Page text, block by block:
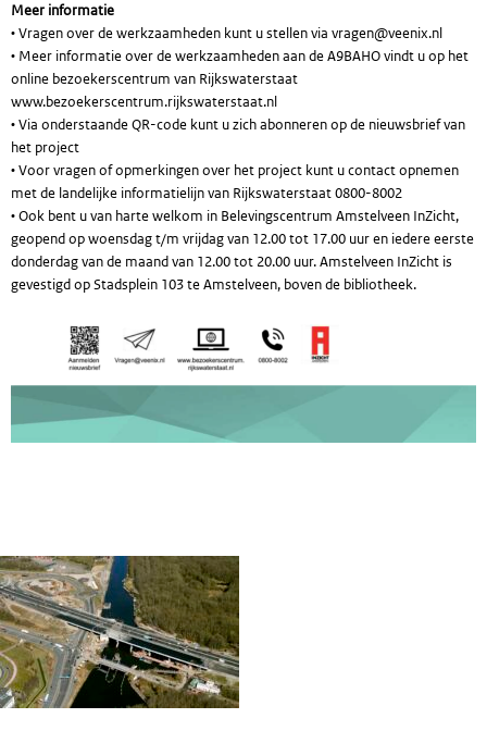
Meer informatie
• Vragen over de werkzaamheden kunt u stellen via vragen@veenix.nl
• Meer informatie over de werkzaamheden aan de A9BAHO vindt u op het
online bezoekerscentrum van Rijkswaterstaat
www.bezoekerscentrum.rijkswaterstaat.nl
• Via onderstaande QR-code kunt u zich abonneren op de nieuwsbrief van
het project
• Voor vragen of opmerkingen over het project kunt u contact opnemen
met de landelijke informatielijn van Rijkswaterstaat 0800-8002
• Ook bent u van harte welkom in Belevingscentrum Amstelveen InZicht,
geopend op woensdag t/m vrijdag van 12.00 tot 17.00 uur en iedere eerste
donderdag van de maand van 12.00 tot 20.00 uur. Amstelveen InZicht is
gevestigd op Stadsplein 103 te Amstelveen, boven de bibliotheek.